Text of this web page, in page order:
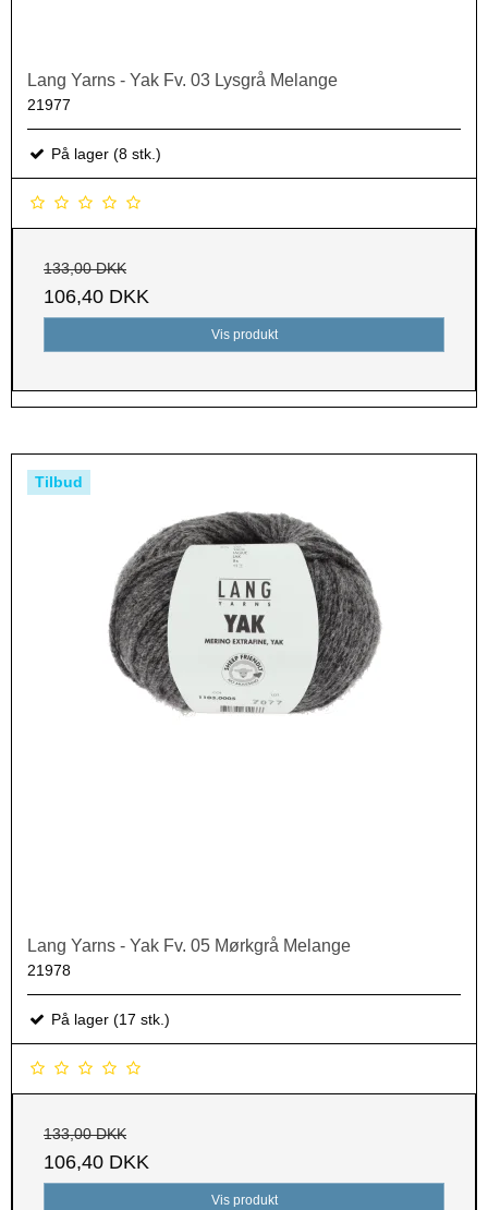
Lang Yarns - Yak Fv. 03 Lysgrå Melange
21977
På lager (8 stk.)
133,00 DKK
106,40 DKK
Vis produkt
Tilbud
Lang Yarns - Yak Fv. 05 Mørkgrå Melange
21978
På lager (17 stk.)
133,00 DKK
106,40 DKK
Vis produkt